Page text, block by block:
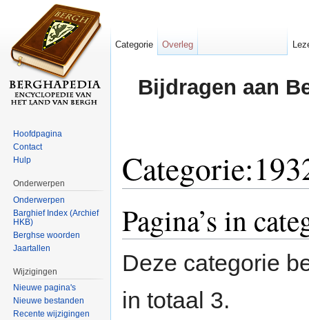
Bijdragen aan
Pagina’s in
Deze categorie
in totaal 3.
Categorie Overleg
Hoofdpagina
Contact
Hulp
Onderwerpen
Onderwerpen
Barghief Index (Archief
HKB)
Berghse woorden
Jaartallen
Wijzigingen
Nieuwe pagina's
Nieuwe bestanden
Recente wijzigingen